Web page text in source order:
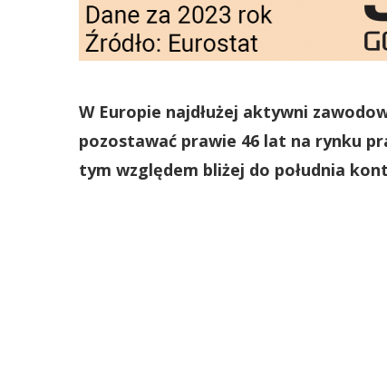
W Europie najdłużej aktywni
pozostawać prawie 46 lat na rynku
tym względem bliżej do południa